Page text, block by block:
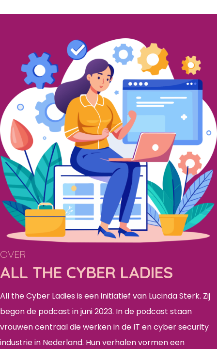
OVER
ALL THE CYBER LADIES
All the Cyber Ladies is een initiatief van Lucinda Sterk. Zij
begon de podcast in juni 2023. In de podcast staan
vrouwen centraal die werken in de IT en cyber security
industrie in Nederland. Hun verhalen vormen een